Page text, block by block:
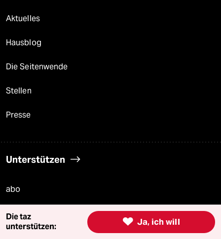
Aktuelles
Hausblog
Die Seitenwende
Stellen
Presse
Unterstützen
abo
genossenschaft
 Ja, ich will
Die taz
unterstützen: